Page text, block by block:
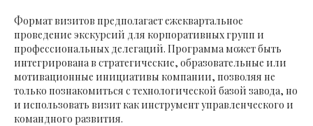
Формат визитов предполагает ежеквартальное
проведение экскурсий для корпоративных групп и
профессиональных делегаций. Программа может быть
интегрирована в стратегические, образовательные или
мотивационные инициативы компании, позволяя не
только познакомиться с технологической базой завода, но
и использовать визит как инструмент управленческого и
командного развития.